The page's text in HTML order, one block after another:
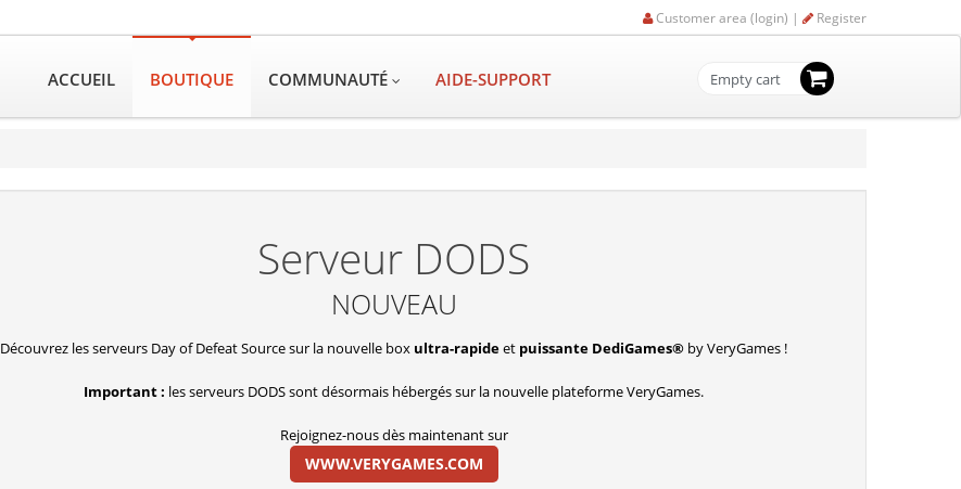
Customer area (login) | Register
ACCUEIL BOUTIQUE COMMUNAUTÉ AIDE-SUPPORT Empty cart
Serveur DODS
NOUVEAU
Découvrez les serveurs Day of Defeat Source sur la nouvelle box ultra-rapideet puissante DediGames® by VeryGames !
Important : les serveurs DODS sont désormais hébergés sur la nouvelle plateforme VeryGames.
Rejoignez-nous dès maintenant sur
WWW.VERYGAMES.COM